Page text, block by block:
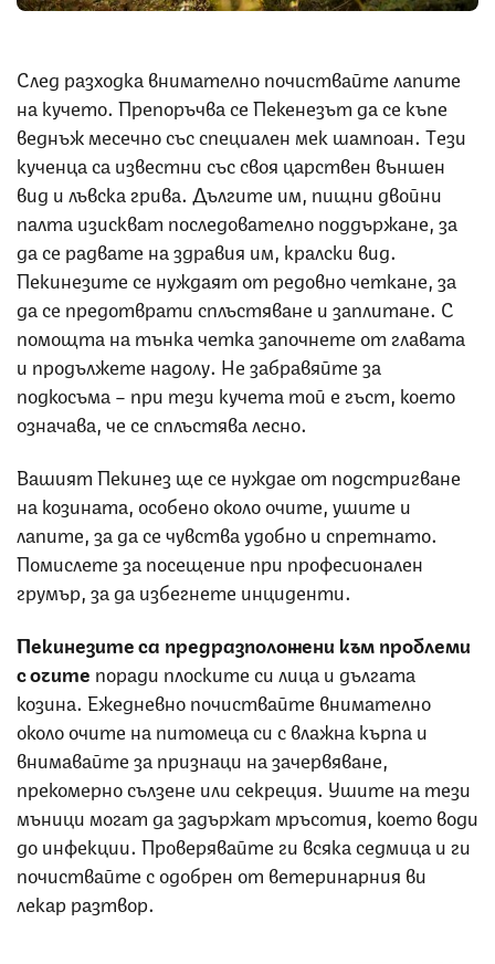
След разходка внимателно почиствайте лапите
на кучето. Препоръчва се Пекенезът да се къпе
веднъж месечно със специален мек шампоан. Tези
кученца са известни със своя царствен външен
вид и лъвска грива. Дългите им, пищни двойни
палта изискват последователно поддържане, за
да се радвате на здравия им, кралски вид.
Пекинезите се нуждаят от редовно четкане, за
да се предотврати сплъстяване и заплитане. С
помощта на тънка четка започнете от главата
и продължете надолу. Не забравяйте за
подкосъма – при тези кучета той е гъст, което
означава, че се сплъстява лесно.
Вашият Пекинез ще се нуждае от подстригване
на козината, особено около очите, ушите и
лапите, за да се чувства удобно и спретнато.
Помислете за посещение при професионален
грумър, за да избегнете инциденти.
Пекинезите са предразположени към проблеми
с очите поради плоските си лица и дългата
козина. Ежедневно почиствайте внимателно
около очите на питомеца си с влажна кърпа и
внимавайте за признаци на зачервяване,
прекомерно сълзене или секреция. Ушите на тези
мъници могат да задържат мръсотия, което води
до инфекции. Проверявайте ги всяка седмица и ги
почиствайте с одобрен от ветеринарния ви
лекар разтвор.